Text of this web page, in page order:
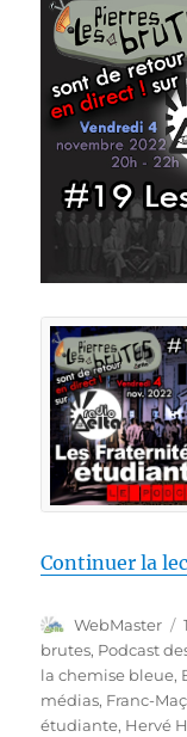
Continuer la
Auteur
WebMaster
brutes, Podcast
la chemise bleue,
médias, Franc-
étudiante, Hervé